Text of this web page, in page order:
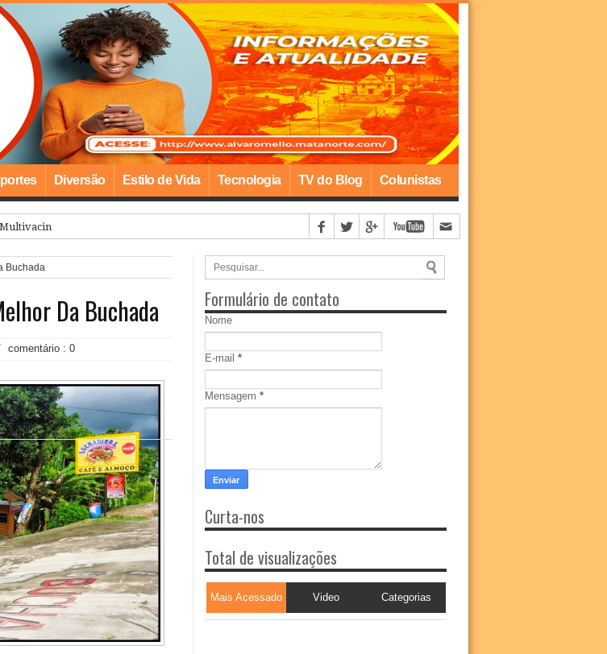
Diversão Estilo de Vida Tecnologia TV do Blog Colunistas
para crianças e adolescentes meno
Buchada
Da Buchada
comentário : 0
Formulário de contato
Nome
E-mail *
Mensagem *
Curta-nos
Total de visualizações
Mais Acessado Video Categorias